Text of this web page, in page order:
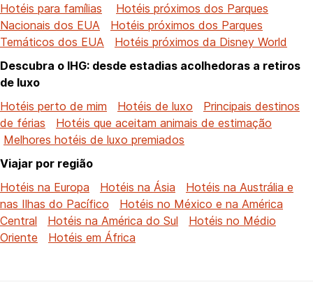
Hotéis para famílias
Hotéis próximos dos Parques
Nacionais dos EUA
Hotéis próximos dos Parques
Temáticos dos EUA
Hotéis próximos da Disney World
Descubra o IHG: desde estadias acolhedoras a retiros
de luxo
Hotéis perto de mim
Hotéis de luxo
Principais destinos
de férias
Hotéis que aceitam animais de estimação
Melhores hotéis de luxo premiados
Viajar por região
Hotéis na Europa
Hotéis na Ásia
Hotéis na Austrália e
nas Ilhas do Pacífico
Hotéis no México e na América
Central
Hotéis na América do Sul
Hotéis no Médio
Oriente
Hotéis em África